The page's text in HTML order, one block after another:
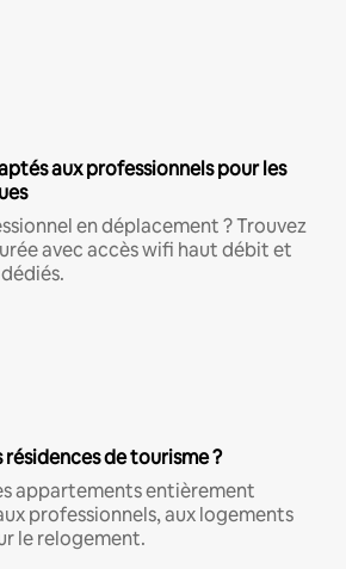
aux professionnels pour les
en déplacement ? Trouvez
avec accès wifi haut débit et
résidences de tourisme ?
appartements entièrement
professionnels, aux logements
le relogement.